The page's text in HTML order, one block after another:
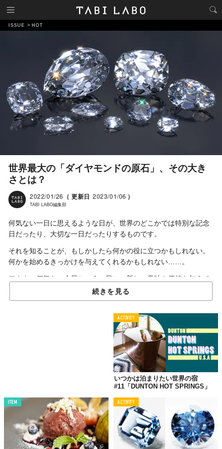
ISSUE HOT
世界最大の「ダイヤモンドの原石」、その大き
さとは？
2022/01/26 （ 更新日 2023/01/06 ）
TABI LABO編集部
何気ない一日に思えるような日が、世界のどこかでは特別な記念
日だったり、大切な一日だったりするものです。
それを知ることが、もしかしたら何かの役に立つかもしれない。
何かを始めるきっかけを与えてくれるかもしれない……。
アナタの何気ない今日という一日に、新しい意味や価値を与えて
くれる。そんな世界のどこかの「今日」を探訪してみませんか？
世界最大の「ダイヤモンドの原石」が発見された日
どこかのジュエリーブランドのキャッチコピーではありません
が、“永遠の輝き”と聞いて、これをイメージする人は少なくない
古くから金と並んで富と美の象徴でした。
現在では、炭素に高い熱と圧力をかけて結晶化させる「高温高圧
法」や、化学的に混合したガスを使用する「化学気相成長法」と
いった技法により人工的に生成することも可能となったダイヤモ
続きを見る
ACTIVITY
いつかは泊まりたい世界の宿
#11「DUNTON HOT SPRINGS」
ITEM ACTIVITY